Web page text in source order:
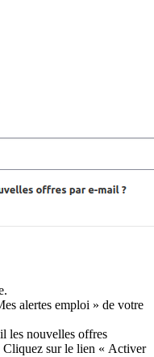
alertes emploi » de votre
les nouvelles offres
Cliquez sur le lien « Activer